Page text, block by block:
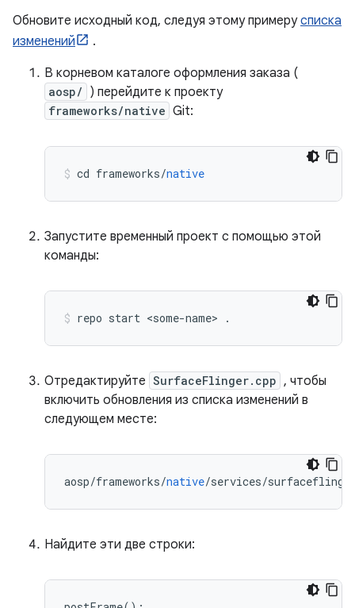
Обновите исходный код, следуя этому примерусписка
изменений
.
В корневом каталоге оформления заказа (
aosp/ ) перейдите к проекту
frameworks/native Git:
cd frameworks/native
Запустите временный проект с помощью этой
команды:
repo start <some-name> .
Отредактируйте SurfaceFlinger.cpp , чтобы
включить обновления из списка изменений в
следующем месте:
aosp/frameworks/native/services/
Найдите эти две строки: